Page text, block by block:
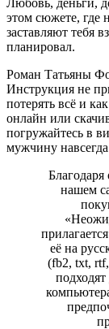
этом сюжете, где
заставляют тебя
планировал.
Роман Татьяны
Инструкция не
потерять всё и
онлайн или
погружайтесь в
мужчину
нашем
её на
(fb2, txt,